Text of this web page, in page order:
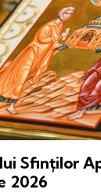
Sfinților
2026